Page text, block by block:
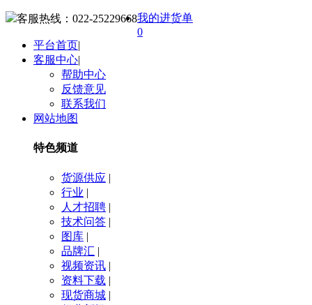
客服热线： 022-25229668我的进货单
0
平台首页|
客服中心|
帮助中心
反馈意见
联系我们
网站地图
特色频道
货源供应 |
行业 |
人才招聘 |
技术问答 |
图库 |
品牌汇 |
视频资讯 |
资料下载 |
现货商城 |